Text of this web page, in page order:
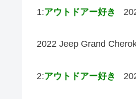
1:アウトドアー好き
2022 Jeep Grand
2:アウトドアー好き